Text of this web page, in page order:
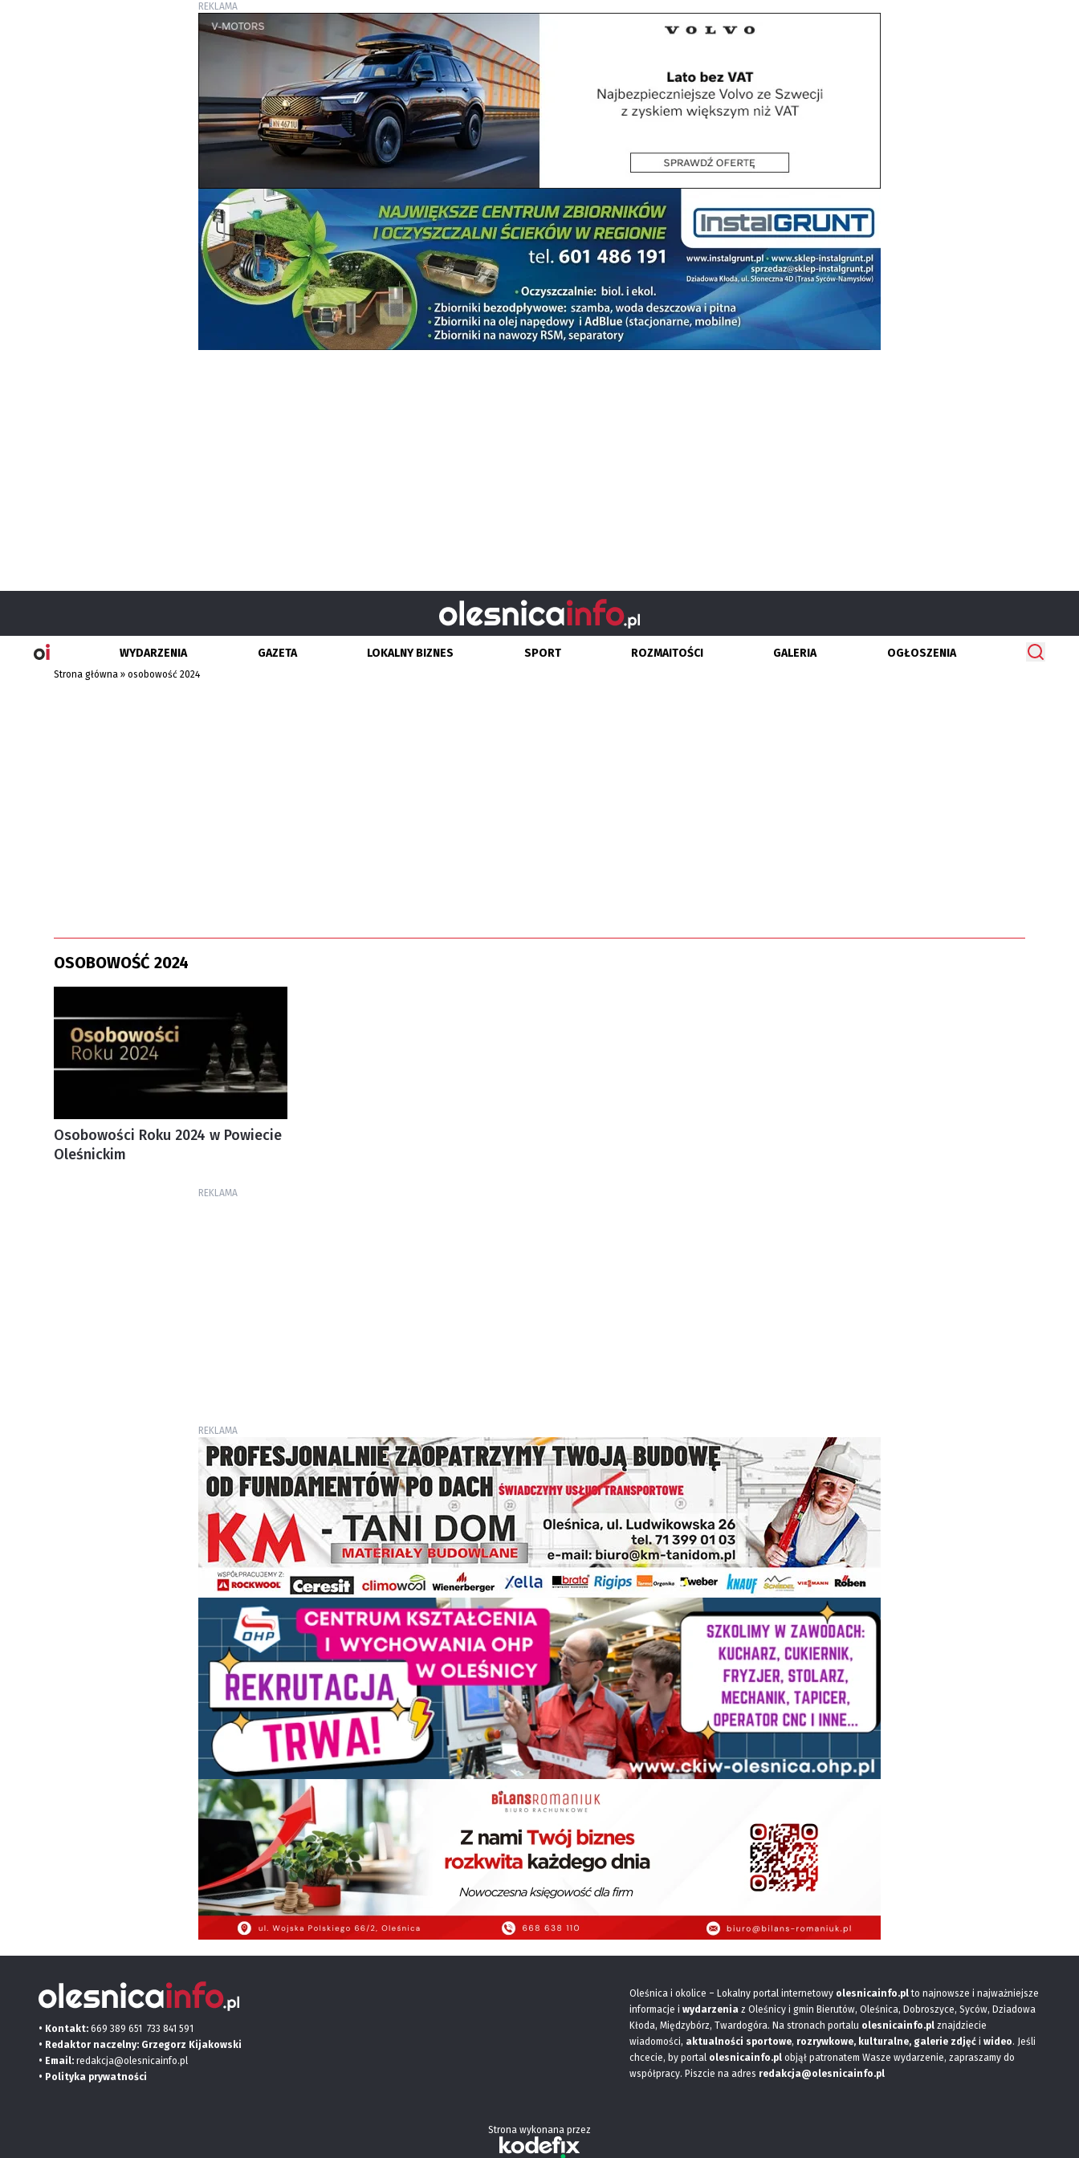
REKLAMA
WYDARZENIA GAZETA LOKALNY BIZNES SPORT ROZMAITOŚCI GALERIA OGŁOSZENIA
Strona główna »osobowość 2024
OSOBOWOŚĆ 2024
Osobowości Roku 2024 w Powiecie
Oleśnickim
REKLAMA
REKLAMA
• Kontakt: 669 389 651 733 841 591
• Redaktor naczelny: Grzegorz Kijakowski
• Email: redakcja@olesnicainfo.pl
• Polityka prywatności
Oleśnica i okolice – Lokalny portal internetowy olesnicainfo.plto najnowsze i najważniejsze
informacje i wydarzenia z Oleśnicy i gmin Bierutów, Oleśnica, Dobroszyce, Syców, Dziadowa
Kłoda, Międzybórz, Twardogóra. Na stronach portalu olesnicainfo.pl znajdziecie
wiadomości, aktualności sportowe, rozrywkowe, kulturalne, galerie zdjęć i wideo. Jeśli
chcecie, by portal olesnicainfo.pl objął patronatem Wasze wydarzenie, zapraszamy do
współpracy. Piszcie na adres redakcja@olesnicainfo.pl
Strona wykonana przez